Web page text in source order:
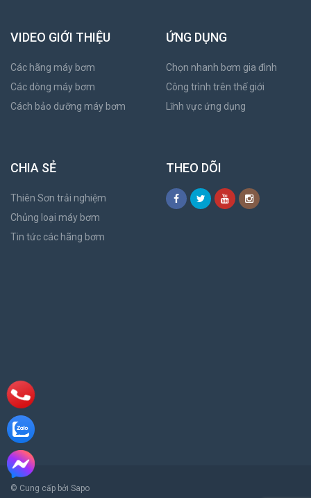
VIDEO GIỚI THIỆU
Các hãng máy bơm
Các dòng máy bơm
Cách bảo dưỡng máy bơm
ỨNG DỤNG
Chọn nhanh bơm gia đình
Công trình trên thế giới
Lĩnh vực ứng dụng
CHIA SẺ
Thiên Sơn trải nghiệm
Chủng loại máy bơm
Tin tức các hãng bơm
THEO DÕI
© Cung cấp bởi Sapo